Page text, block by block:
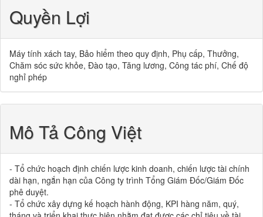
Quyền Lợi
Máy tính xách tay, Bảo hiểm theo quy định, Phụ cấp, Thưởng,
Chăm sóc sức khỏe, Đào tạo, Tăng lương, Công tác phí, Chế độ
nghỉ phép
Mô Tả Công Việt
- Tổ chức hoạch định chiến lược kinh doanh, chiến lược tài chính
dài hạn, ngắn hạn của Công ty trình Tổng Giám Đốc/Giám Đốc
phê duyệt.
- Tổ chức xây dựng kế hoạch hành động, KPI hàng năm, quý,